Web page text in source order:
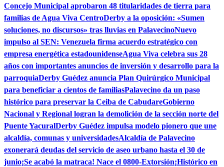
Concejo Municipal aprobaron 48 titularidades de tierra para
familias de Agua Viva CentroDerby a la oposición: «Sumen
soluciones, no discursos» tras lluvias en PalavecinoNuevo
impulso al SEN: Venezuela firma acuerdo estratégico con
empresa energética estadounidenseAgua Viva celebra sus 28
años con importantes anuncios de inversión y desarrollo para la
parroquiaDerby Guédez anuncia Plan Quirúrgico Municipal
para beneficiar a cientos de familiasPalavecino da un paso
histórico para preservar la Ceiba de CabudareGobierno
Nacional y Regional logran la demolición de la sección norte del
Puente YacuralDerby Guédez impulsa modelo pionero que une
alcaldía, comunas y universidadesAlcaldía de Palavecino
exonerará deudas del servicio de aseo urbano hasta el 30 de
junio¡Se acabó la matraca! Nace el 0800-Extorsión¡Histórico en